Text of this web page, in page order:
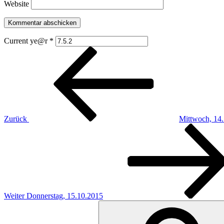
Website
Current ye@r *
Beitragsnavigation
Zurück
Mittwoch,
Weiter Donnerstag, 15.10.2015